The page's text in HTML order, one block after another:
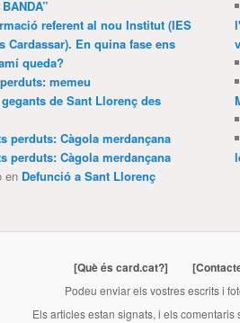
referent al nou Institut (IES
Cardassar). En quina fase ens
queda?
memeu
de Sant Llorenç des
perduts: Càgola merdançana
perduts: Càgola merdançana
en Defunció a Sant Llorenç
[Què és card.cat?]
Podeu enviar els vostres escrits i
Els articles estan signats, i els